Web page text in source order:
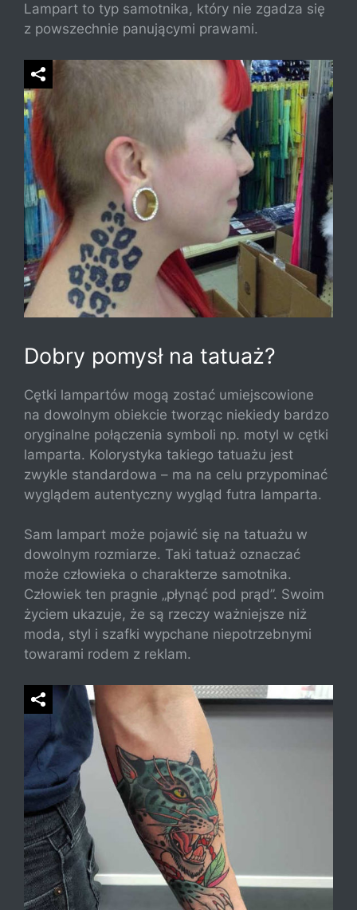
Lampart to typ samotnika, który nie zgadza się
z powszechnie panującymi prawami.
Dobry pomysł na tatuaż?
Cętki lampartów mogą zostać umiejscowione
na dowolnym obiekcie tworząc niekiedy bardzo
oryginalne połączenia symboli np. motyl w cętki
lamparta. Kolorystyka takiego tatuażu jest
zwykle standardowa – ma na celu przypominać
wyglądem autentyczny wygląd futra lamparta.
Sam lampart może pojawić się na tatuażu w
dowolnym rozmiarze. Taki tatuaż oznaczać
może człowieka o charakterze samotnika.
Człowiek ten pragnie „płynąć pod prąd”. Swoim
życiem ukazuje, że są rzeczy ważniejsze niż
moda, styl i szafki wypchane niepotrzebnymi
towarami rodem z reklam.